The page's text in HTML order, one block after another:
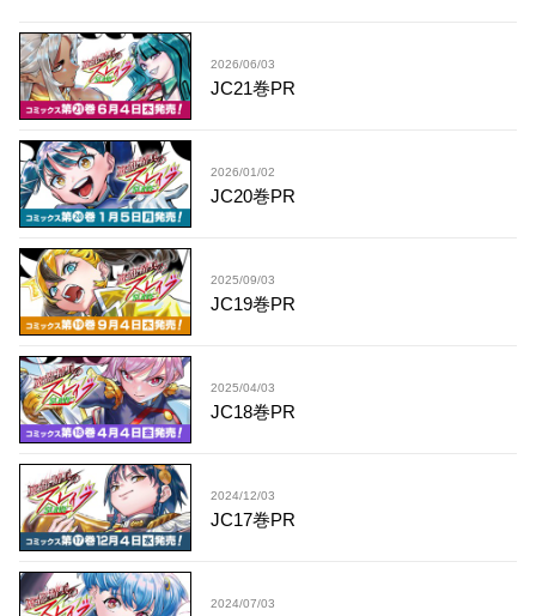
2026/06/03
JC21巻PR
2026/01/02
JC20巻PR
2025/09/03
JC19巻PR
2025/04/03
JC18巻PR
2024/12/03
JC17巻PR
2024/07/03